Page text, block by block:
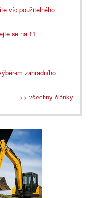
víc použitelného
se na 11
zahradního
>> všechny články